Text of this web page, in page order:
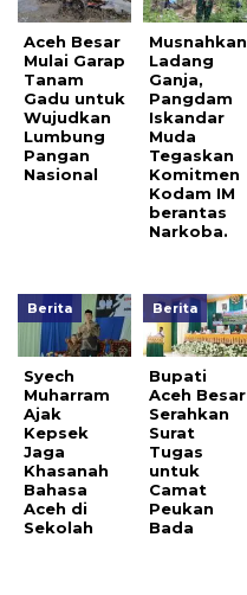
Aceh Besar
Mulai Garap
Tanam
Gadu untuk
Wujudkan
Lumbung
Pangan
Nasional
Musnahkan
Ladang
Ganja,
Pangdam
Iskandar
Muda
Tegaskan
Komitmen
Kodam IM
berantas
Narkoba.
Berita
Syech
Muharram
Ajak
Kepsek
Jaga
Khasanah
Bahasa
Aceh di
Sekolah
Berita
Bupati
Aceh Besar
Serahkan
Surat
Tugas
untuk
Camat
Peukan
Bada